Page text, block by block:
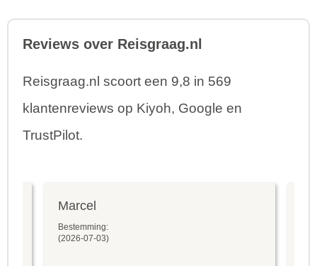
Reviews over Reisgraag.nl
Reisgraag.nl scoort een 9,8 in 569
klantenreviews op Kiyoh, Google en
TrustPilot.
Marcel
Bestemming:
(2026-07-03)